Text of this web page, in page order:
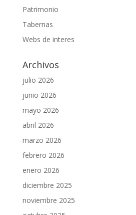
Patrimonio
Tabernas
Webs de interes
Archivos
julio 2026
junio 2026
mayo 2026
abril 2026
marzo 2026
febrero 2026
enero 2026
diciembre 2025
noviembre 2025